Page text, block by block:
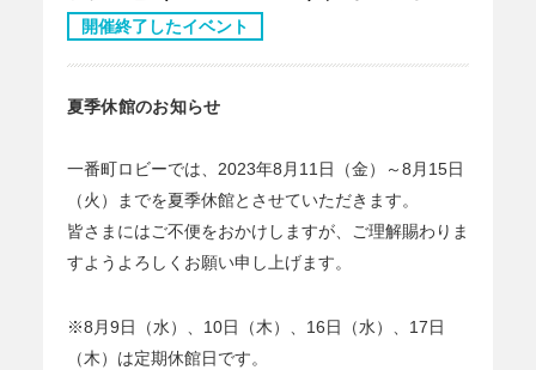
開催終了したイベント
夏季休館のお知らせ
一番町ロビーでは、2023年8月11日（金）～8月15日
（火）までを夏季休館とさせていただきます。
皆さまにはご不便をおかけしますが、ご理解賜わりま
すようよろしくお願い申し上げます。
※8月9日（水）、10日（木）、16日（水）、17日
（木）は定期休館日です。